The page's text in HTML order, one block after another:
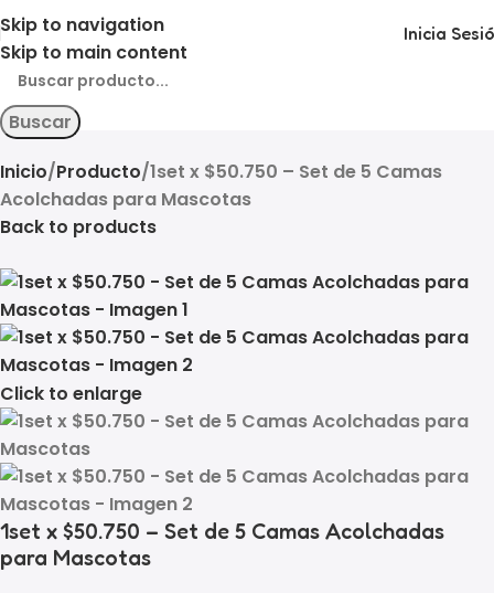
Skip to navigation
Skip to main content
Inicia
Buscar
Inicio Producto 1set x $50.750 – Set de 5 Camas
Acolchadas para Mascotas
Back to products
Click to enlarge
1set x $50.750 – Set de 5 Camas Acolchadas
para Mascotas